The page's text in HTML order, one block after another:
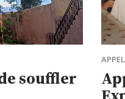
souffler